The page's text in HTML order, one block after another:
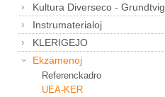
Kultura Diverseco - Grundtvig
Instrumaterialoj
KLERIGEJO
Ekzamenoj
Referenckadro
UEA-KER